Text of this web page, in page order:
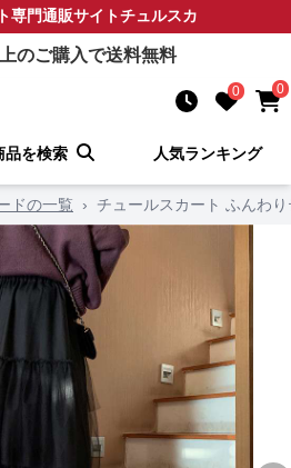
専門通販サイトチュルスカ
のご購入で送料無料
0 0
品を検索 人気ランキング
ドの一覧 › チュールスカート ふんわ